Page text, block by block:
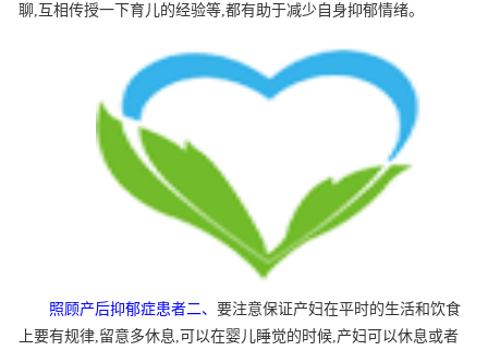
聊,互相传授一下育儿的经验等,都有助于减少自身抑郁情绪。
照顾产后抑郁症患者二、 要注意保证产妇在平时的生活和饮食
上要有规律,留意多休息,可以在婴儿睡觉的时候,产妇可以休息或者